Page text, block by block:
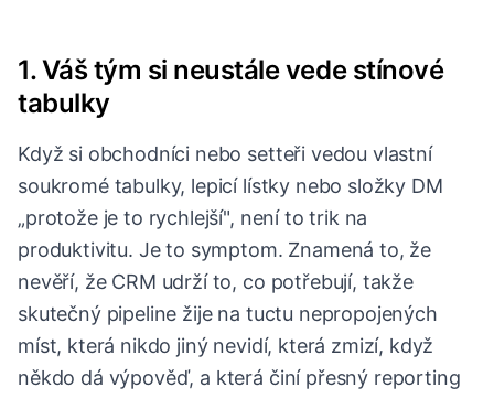
1. Váš tým si neustále vede stínové
tabulky
Když si obchodníci nebo setteři vedou vlastní
soukromé tabulky, lepicí lístky nebo složky DM
„protože je to rychlejší", není to trik na
produktivitu. Je to symptom. Znamená to, že
nevěří, že CRM udrží to, co potřebují, takže
skutečný pipeline žije na tuctu nepropojených
míst, která nikdo jiný nevidí, která zmizí, když
někdo dá výpověď, a která činí přesný reporting